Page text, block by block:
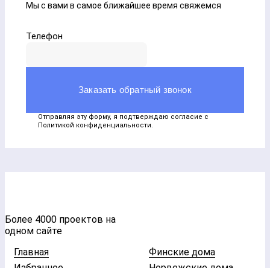
Мы с вами в самое ближайшее время свяжемся
Телефон
Заказать обратный звонок
Отправляя эту форму, я подтверждаю согласие с
Политикой конфиденциальности.
Более 4000 проектов на
одном сайте
Главная
Финские дома